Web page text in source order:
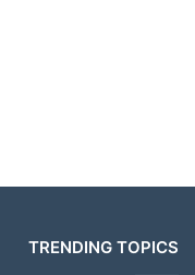
TRENDING TOPICS